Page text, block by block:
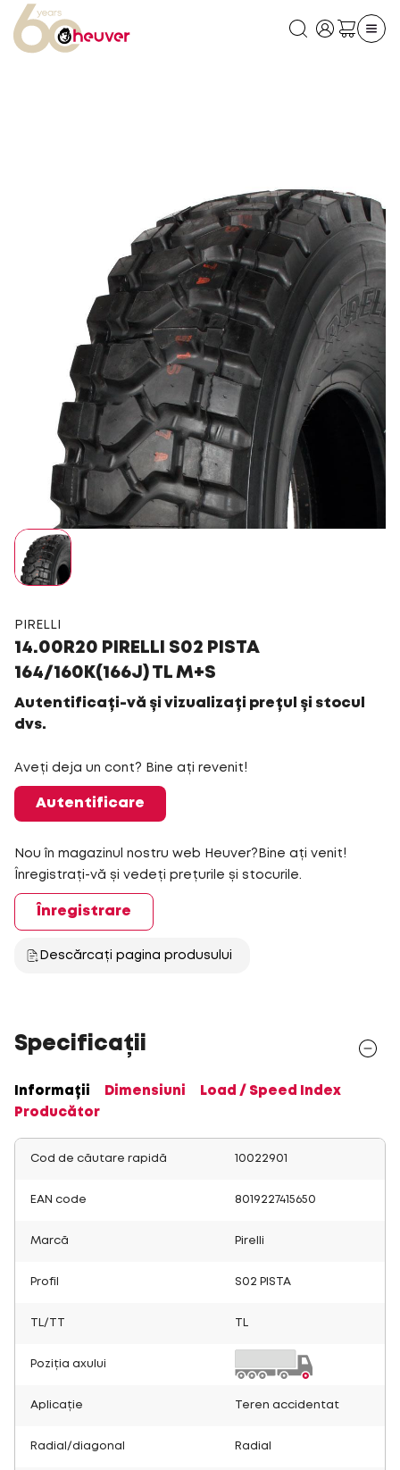
PIRELLI
14.00R20 PIRELLI S02 PISTA
164/160K(166J) TL M+S
Autentificați-vă și vizualizați prețul și stocul
dvs.
Aveți deja un cont? Bine ați revenit!
Autentificare
Nou în magazinul nostru web Heuver?Bine ați venit!
Înregistrați-vă și vedeți prețurile și stocurile.
Înregistrare
Descărcați pagina produsului
Specificații
Informații Dimensiuni
Load / Speed Index
Producător
Cod de căutare rapidă 10022901
EAN code 8019227415650
Marcă Pirelli
Profil S02 PISTA
TL/TT
Poziția axului
Aplicație Teren accidentat
Radial/diagonal Radial